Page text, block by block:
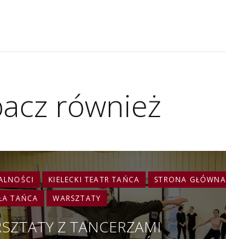
również
KIELECKI TEATR TAŃCA
STRONA GŁÓWNA
TAŃCA
WARSZTATY
Z TANCERZAMI